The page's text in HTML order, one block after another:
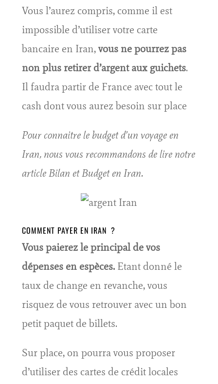
Vous l’aurez compris, comme il est
impossible d’utiliser votre carte
bancaire en Iran,vous ne pourrez pas
non plus retirer d’argent aux guichets.
Il faudra partir de France avec tout le
cash dont vous aurez besoin sur place
Pour connaitre le budget d’un voyage en
Iran, nous vous recommandons de lire notre
article Bilan et Budget en Iran.
COMMENT PAYER EN IRAN ?
Vous paierez le principal de vos
dépenses en espèces.Etant donné le
taux de change en revanche, vous
risquez de vous retrouver avec un bon
petit paquet de billets.
Sur place, on pourra vous proposer
d’utiliser des cartes de crédit locales